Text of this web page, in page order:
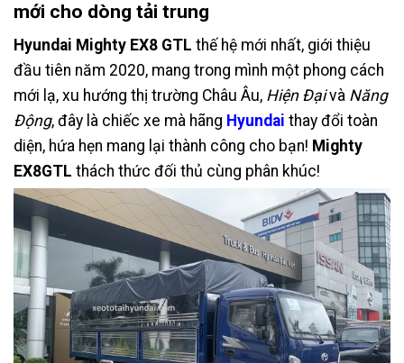
mới cho dòng tải trung
Hyundai Mighty EX8 GTL thế hệ mới nhất, giới thiệu
đầu tiên năm 2020, mang trong mình một phong cách
mới lạ, xu hướng thị trường Châu Âu, Hiện Đạivà Năng
Động, đây là chiếc xe mà hãng Hyundai thay đổi toàn
diện, hứa hẹn mang lại thành công cho bạn! Mighty
EX8GTL thách thức đối thủ cùng phân khúc!